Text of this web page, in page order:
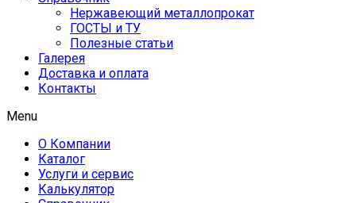
Нержавеющий металлопрокат
ГОСТЫ и ТУ
Полезные статьи
Галерея
Доставка и оплата
Контакты
Menu
О Компании
Каталог
Услуги и сервис
Калькулятор